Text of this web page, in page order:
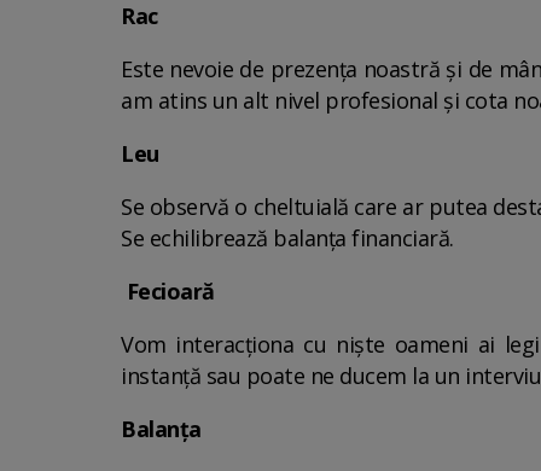
Rac
Este nevoie de prezența noastră și de
am atins un alt nivel profesional și cota
Leu
Se observă o cheltuială care ar putea
Se echilibrează balanța financiară.
Fecioară
Vom interacționa cu niște oameni ai
instanță sau poate ne ducem la un
Balanța